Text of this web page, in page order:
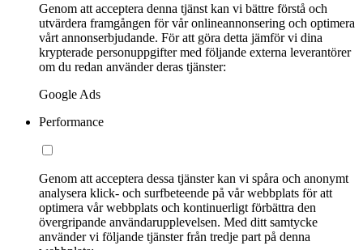
Genom att acceptera denna tjänst kan vi bättre förstå och
utvärdera framgången för vår onlineannonsering och optimera
vårt annonserbjudande. För att göra detta jämför vi dina
krypterade personuppgifter med följande externa leverantörer
om du redan använder deras tjänster:
Google Ads
Performance
Genom att acceptera dessa tjänster kan vi spåra och anonymt
analysera klick- och surfbeteende på vår webbplats för att
optimera vår webbplats och kontinuerligt förbättra den
övergripande användarupplevelsen. Med ditt samtycke
använder vi följande tjänster från tredje part på denna